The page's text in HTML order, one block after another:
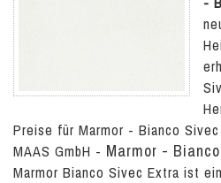
Preise für Marmor - Bianco
MAAS GmbH - Marmor -
Marmor Bianco Sivec Extra ist